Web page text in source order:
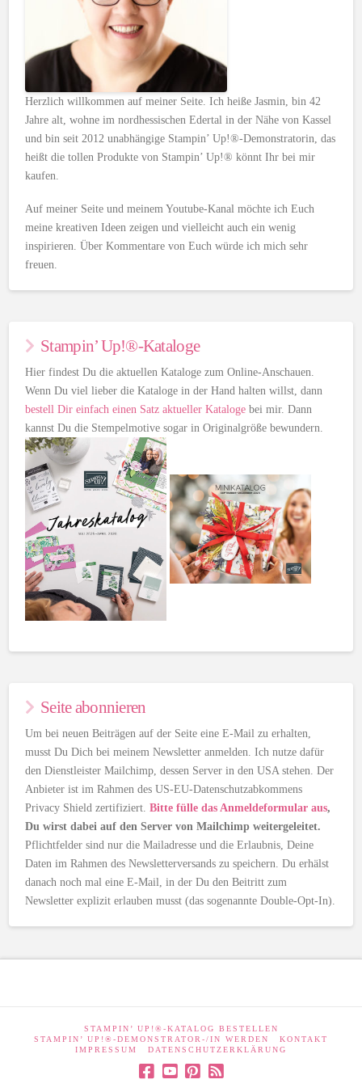
Herzlich willkommen auf meiner Seite. Ich heiße Jasmin, bin 42
Jahre alt, wohne im nordhessischen Edertal in der Nähe von Kassel
und bin seit 2012 unabhängige Stampin’ Up!®-Demonstratorin, das
heißt die tollen Produkte von Stampin’ Up!® könnt Ihr bei mir
kaufen.
Auf meiner Seite und meinem Youtube-Kanal möchte ich Euch
meine kreativen Ideen zeigen und vielleicht auch ein wenig
inspirieren. Über Kommentare von Euch würde ich mich sehr
freuen.
Stampin’ Up!®-Kataloge
Hier findest Du die aktuellen Kataloge zum Online-Anschauen.
Wenn Du viel lieber die Kataloge in der Hand halten willst, dann
bestell Dir einfach einen Satz aktueller Kataloge bei mir. Dann
kannst Du die Stempelmotive sogar in Originalgröße bewundern.
Seite abonnieren
Um bei neuen Beiträgen auf der Seite eine E-Mail zu erhalten,
musst Du Dich bei meinem Newsletter anmelden. Ich nutze dafür
den Dienstleister Mailchimp, dessen Server in den USA stehen. Der
Anbieter ist im Rahmen des US-EU-Datenschutzabkommens
Privacy Shield zertifiziert.Bitte fülle das Anmeldeformular aus,
Du wirst dabei auf den Server von Mailchimp weitergeleitet.
Pflichtfelder sind nur die Mailadresse und die Erlaubnis, Deine
Daten im Rahmen des Newsletterversands zu speichern. Du erhälst
danach noch mal eine E-Mail, in der Du den Beitritt zum
Newsletter explizit erlauben musst (das sogenannte Double-Opt-In).
STAMPIN’ UP!®-KATALOG BESTELLEN
STAMPIN’ UP!®-DEMONSTRATOR-/IN WERDEN
KONTAKT
IMPRESSUM
DATENSCHUTZERKLÄRUNG